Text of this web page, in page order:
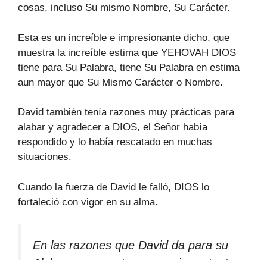
cosas, incluso Su mismo Nombre, Su Carácter.
Esta es un increíble e impresionante dicho, que
muestra la increíble estima que YEHOVAH DIOS
tiene para Su Palabra, tiene Su Palabra en estima
aun mayor que Su Mismo Carácter o Nombre.
David también tenía razones muy prácticas para
alabar y agradecer a DIOS, el Señor había
respondido y lo había rescatado en muchas
situaciones.
Cuando la fuerza de David le falló, DIOS lo
fortaleció con vigor en su alma.
En las razones que David da para su